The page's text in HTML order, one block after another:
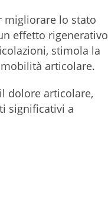
migliorare lo stato
effetto rigenerativo
stimola la
articolare.
dolore articolare,
significativi a